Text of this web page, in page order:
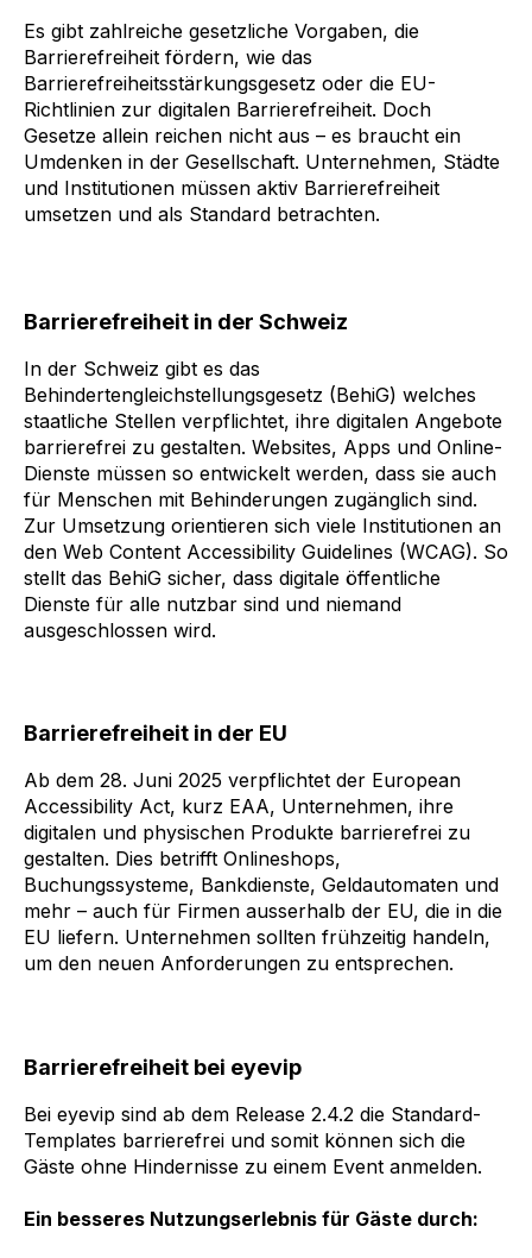
Es gibt zahlreiche gesetzliche Vorgaben, die
Barrierefreiheit fördern, wie das
Barrierefreiheitsstärkungsgesetz oder die EU-
Richtlinien zur digitalen Barrierefreiheit. Doch
Gesetze allein reichen nicht aus – es braucht ein
Umdenken in der Gesellschaft. Unternehmen, Städte
und Institutionen müssen aktiv Barrierefreiheit
umsetzen und als Standard betrachten.
Barrierefreiheit in der Schweiz
In der Schweiz gibt es das
Behindertengleichstellungsgesetz (BehiG) welches
staatliche Stellen verpflichtet, ihre digitalen Angebote
barrierefrei zu gestalten. Websites, Apps und Online-
Dienste müssen so entwickelt werden, dass sie auch
für Menschen mit Behinderungen zugänglich sind.
Zur Umsetzung orientieren sich viele Institutionen an
den Web Content Accessibility Guidelines (WCAG). So
stellt das BehiG sicher, dass digitale öffentliche
Dienste für alle nutzbar sind und niemand
ausgeschlossen wird.
Barrierefreiheit in der EU
Ab dem 28. Juni 2025 verpflichtet der European
Accessibility Act, kurz EAA, Unternehmen, ihre
digitalen und physischen Produkte barrierefrei zu
gestalten. Dies betrifft Onlineshops,
Buchungssysteme, Bankdienste, Geldautomaten und
mehr – auch für Firmen ausserhalb der EU, die in die
EU liefern. Unternehmen sollten frühzeitig handeln,
um den neuen Anforderungen zu entsprechen.
Barrierefreiheit bei eyevip
Bei eyevip sind ab dem Release 2.4.2 die Standard-
Templates barrierefrei und somit können sich die
Gäste ohne Hindernisse zu einem Event anmelden.
Ein besseres Nutzungserlebnis für Gäste durch: